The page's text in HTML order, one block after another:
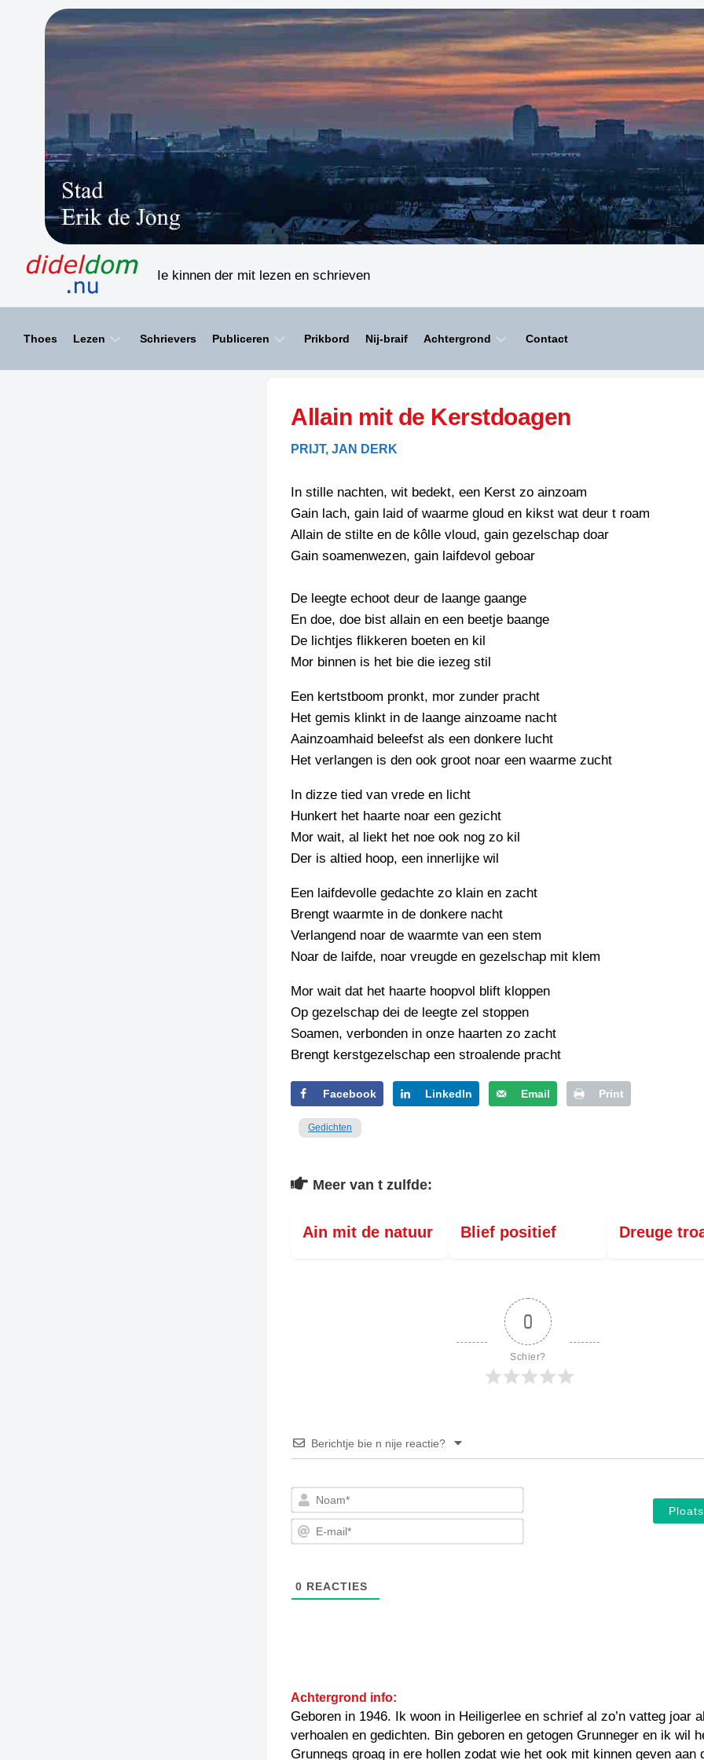
Ie kinnen der mit lezen en schrieven
Thoes Lezen
HAIKU’S
LIMERICKS
SCHRIEFWEDSTRIED
FLYER
INZENDENS
PERSBERICHT
SCHRIEFWEDSTRIED
FLYER
INZENDENS
JURYRAPPORT
PERSBERICHT
FOTO’S
SCHRIEFWEDSTRIED
SCHRIEFWEDSTRIED
STRIPS
TIEDSCHRIFT
VERHOALEN
BIENOAMEN
LEGENDEN
RECEPTEN
SPREUKEN
Schrievers Publiceren
SPELLENSCONTROLE
SCHRIEFREGELS
Prikbord Nij-braif Achtergrond
KREUZE
Contact
Allain mit de Kerstdoagen
PRIJT, JAN DERK
In stille nachten, wit bedekt, een Kerst zo ainzoam
Gain lach, gain laid of waarme gloud en kikst wat deur t roam
Allain de stilte en de kôlle vloud, gain gezelschap doar
Gain soamenwezen, gain laifdevol geboar
De leegte echoot deur de laange gaange
En doe, doe bist allain en een beetje baange
De lichtjes flikkeren boeten en kil
Mor binnen is het bie die iezeg stil
Een kertstboom pronkt, mor zunder pracht
Het gemis klinkt in de laange ainzoame nacht
Aainzoamhaid beleefst als een donkere lucht
Het verlangen is den ook groot noar een waarme zucht
In dizze tied van vrede en licht
Hunkert het haarte noar een gezicht
Mor wait, al liekt het noe ook nog zo kil
Der is altied hoop, een innerlijke wil
Een laifdevolle gedachte zo klain en zacht
Brengt waarmte in de donkere nacht
Verlangend noar de waarmte van een stem
Noar de laifde, noar vreugde en gezelschap mit klem
Mor wait dat het haarte hoopvol blift kloppen
Op gezelschap dei de leegte zel stoppen
Soamen, verbonden in onze haarten zo zacht
Brengt kerstgezelschap een stroalende pracht
Facebook LinkedIn Email Print
Gedichten
Meer van t zulfde:
Ain mit de natuur Blief positief Dreuge
0
Schier?
Berichtje bie n nije reactie?
Noam*
E-
0 REACTIES
Achtergrond info:
Geboren in 1946. Ik woon in Heiligerlee en schrief al zo’n vatteg joar
verhoalen en gedichten. Bin geboren en getogen Grunneger en ik wil
Grunnegs groag in ere hollen zodat wie het ook mit kinnen geven aan